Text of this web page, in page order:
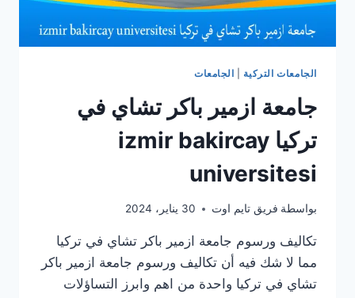
الجامعات التركية الجامعات
جامعة ازمير باكر تشاي في
تركيا izmir bakircay
universitesi
بواسطة فريق تايم اوت 30 يناير، 2024
تكاليف ورسوم جامعة ازمير باكر تشاي في تركيا
مما لا شك فيه أن تكاليف ورسوم جامعة ازمير باكر
تشاي في تركيا واحدة من اهم وابرز التساؤلات